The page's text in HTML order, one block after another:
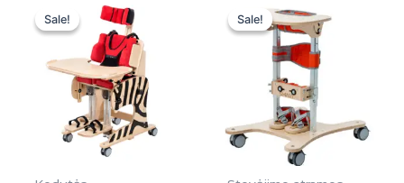
Sale!
Sale!
price
was:
2695,00 €.
Sale!
Sale!
price
was:
1500,00 €.